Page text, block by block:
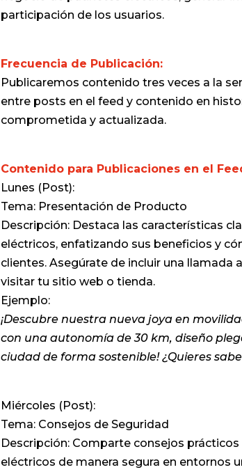
participación de los usuarios.
Frecuencia de Publicación:
Publicaremos contenido tres veces a la
entre posts en el feed y contenido en
comprometida y actualizada.
Contenido para Publicaciones en el
Lunes (Post):
Tema: Presentación de Producto
Descripción: Destaca las características
eléctricos, enfatizando sus beneficios y
clientes. Asegúrate de incluir una llamada
visitar tu sitio web o tienda.
Ejemplo:
¡Descubre nuestra nueva joya en
con una autonomía de 30 km, diseño
ciudad de forma sostenible! ¿Quieres
Miércoles (Post):
Tema: Consejos de Seguridad
Descripción: Comparte consejos
eléctricos de manera segura en entornos